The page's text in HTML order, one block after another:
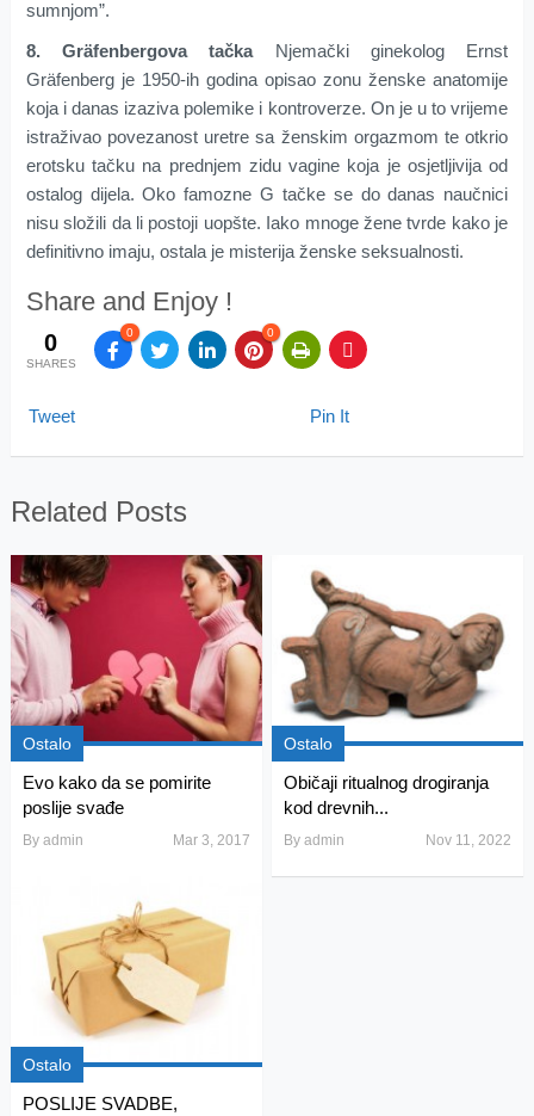
sumnjom”.
8. Gräfenbergova tačkaNjemački ginekolog Ernst
Gräfenberg je 1950-ih godina opisao zonu ženske anatomije
koja i danas izaziva polemike i kontroverze. On je u to vrijeme
istraživao povezanost uretre sa ženskim orgazmom te otkrio
erotsku tačku na prednjem zidu vagine koja je osjetljivija od
ostalog dijela. Oko famozne G tačke se do danas naučnici
nisu složili da li postoji uopšte. Iako mnoge žene tvrde kako je
definitivno imaju, ostala je misterija ženske seksualnosti.
Share and Enjoy !
0
SHARES
0 0
Tweet Pin It
Related Posts
Ostalo
Evo kako da se pomirite
poslije svađe
By admin Mar 3, 2017
Ostalo
Običaji ritualnog drogiranja
kod drevnih...
Byadmin Nov 11, 2022
Ostalo
POSLIJE SVADBE,